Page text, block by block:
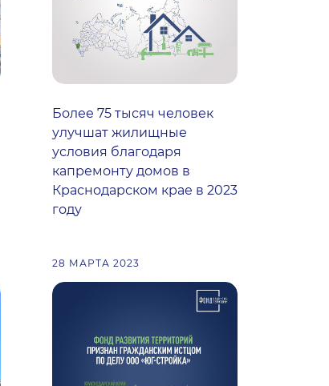
Более 75 тысяч человек
улучшат жилищные
условия благодаря
капремонту домов в
Краснодарском крае в 2023
году
28 МАРТА 2023